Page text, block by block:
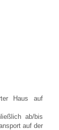
Haus auf
ab/bis
auf der